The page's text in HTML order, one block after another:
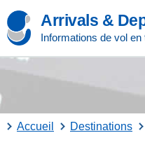
Arrivals &
Informations de vol en
Accueil Destinations